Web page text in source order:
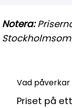
Notera:
Vad
Priset på